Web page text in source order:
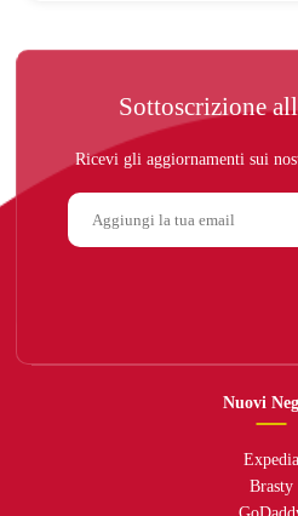
Sottoscrizione
Ricevi gli aggiornamenti sui
Nuovi
Expedia
Brasty